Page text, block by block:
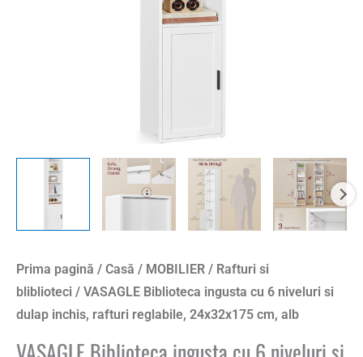
Prima pagină / Casă / MOBILIER / Rafturi si
bliblioteci / VASAGLE Biblioteca ingusta cu 6 niveluri si
dulap inchis, rafturi reglabile, 24x32x175 cm, alb